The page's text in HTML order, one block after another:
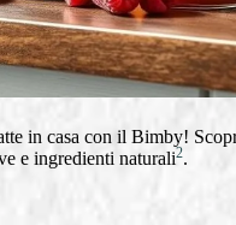
in casa con il Bimby!
e ingredienti naturali2.